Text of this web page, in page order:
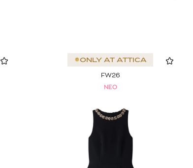
ONLY AT ATTICA
FW26
NEO